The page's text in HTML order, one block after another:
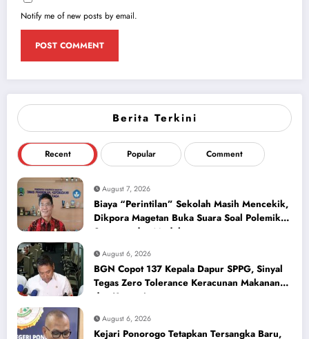
Berita Terkini
Recent Popular Comment
August 7, 2026
Biaya “Perintilan” Sekolah Masih Mencekik,
Dikpora Magetan Buka Suara Soal Polemik
Seragam dan Modul
August 6, 2026
BGN Copot 137 Kepala Dapur SPPG, Sinyal
Tegas Zero Tolerance Keracunan Makanan
dan Korupsi
August 6, 2026
Kejari Ponorogo Tetapkan Tersangka Baru,
Notify me of new posts by email.